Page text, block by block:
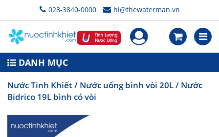
028-3840-0000 hi@thewaterman.vn
DANH MỤC
Nước Tinh Khiết/ Nước uống bình vòi 20L/ Nước
Bidrico 19L bình có vòi